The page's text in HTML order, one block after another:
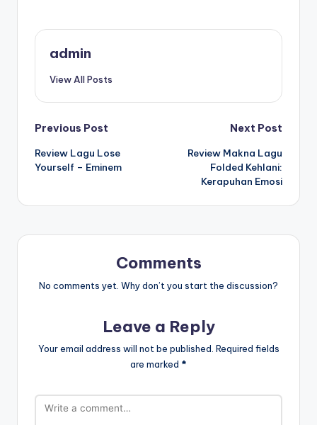
admin
View All Posts
Post
navigation
Previous Post
Review Lagu Lose
Yourself – Eminem
Next Post
Review Makna Lagu
Folded Kehlani:
Kerapuhan Emosi
Comments
No comments yet. Why don’t you start the discussion?
Leave a Reply
Your email address will not be published. Required fields
are marked *